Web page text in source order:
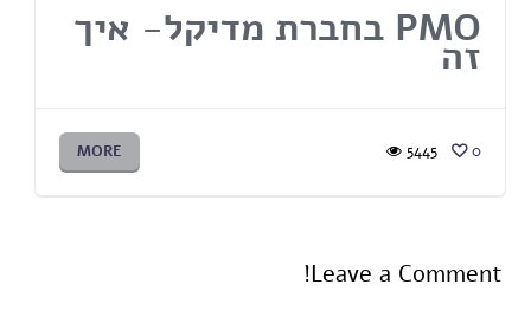
PMO בחברת מדיקל- איך
זה
MORE 5445 0
Leave a Comment!